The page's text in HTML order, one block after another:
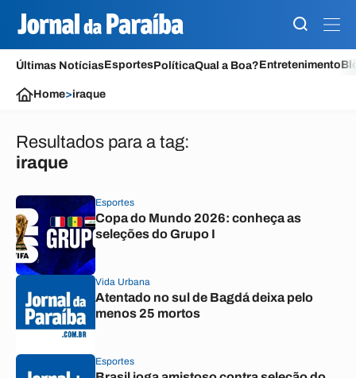
Últimas NotíciasEsportesPolíticaQual a Boa?Entretenimento
Home>iraque
Resultados para a tag:
iraque
Esportes
Copa do Mundo 2026: conheça as
seleções do Grupo I
Vida Urbana
Atentado no sul de Bagdá deixa pelo
menos 25 mortos
Esportes